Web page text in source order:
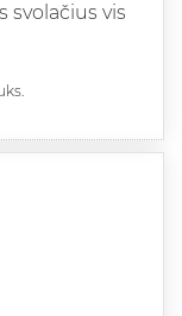
svolačius vis